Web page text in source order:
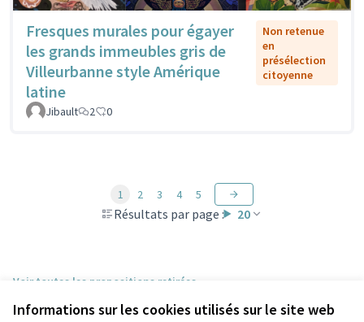
Informations sur les cookies utilisés sur le site web
Fresques murales pour égayer
les grands immeubles gris de
Villeurbanne style Amérique
latine
Non retenue
en
présélection
citoyenne
Jibault 2 0
Résultats par page : 20
1 2 3 4 5
Voir toutes les propositions retirées